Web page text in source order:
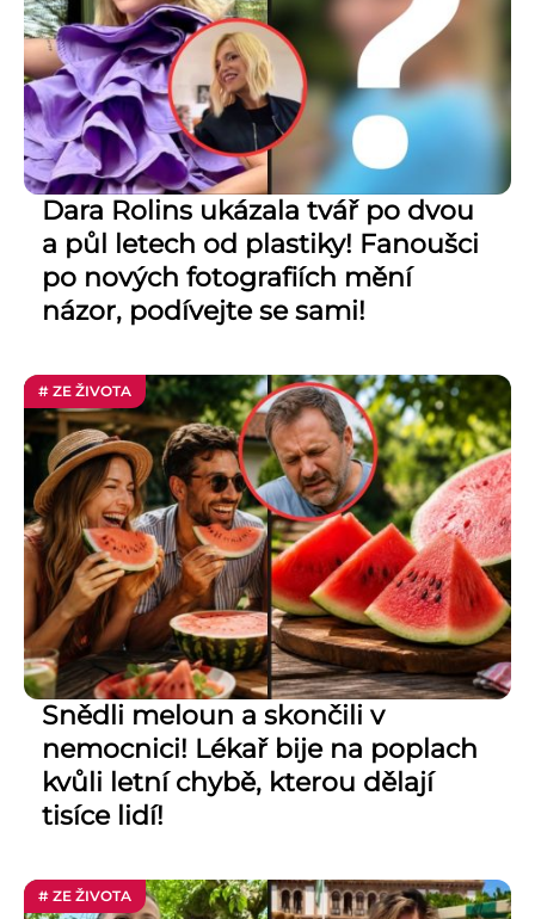
Dara Rolins ukázala tvář po dvou
a půl letech od plastiky! Fanoušci
po nových fotografiích mění
názor, podívejte se sami!
# ZE ŽIVOTA
Snědli meloun a skončili v
nemocnici! Lékař bije na poplach
kvůli letní chybě, kterou dělají
tisíce lidí!
# ZE ŽIVOTA